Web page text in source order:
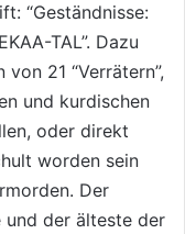
“Geständnisse:
TAL”. Dazu
21 “Verrätern”,
und kurdischen
oder direkt
worden sein
Der
und der älteste der